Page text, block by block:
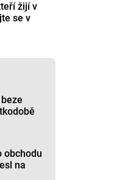
žijí v
se v
obchodu
na